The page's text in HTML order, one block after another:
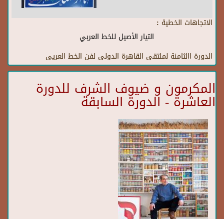
الاتجاهات الخطية :
التيار الأصيل للخط العربي
الدورة االثامنة لملتقى القاهرة الدولى لفن الخط العريى
المكرمون و ضيوف الشرف للدورة
العاشرة - الدورة السابقة